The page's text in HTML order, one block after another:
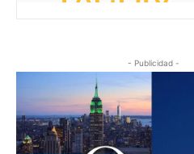
- Publicidad -